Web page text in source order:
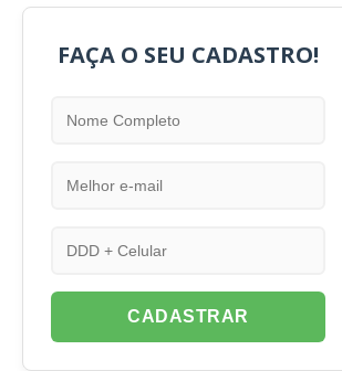
FAÇA O SEU CADASTRO!
CADASTRAR